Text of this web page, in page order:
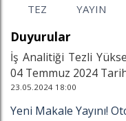
TEZ YAYIN
Duyurular
İş Analitiği Tezli
04 Temmuz 2024
23.05.2024 18:00
Yeni Makale Yayını!